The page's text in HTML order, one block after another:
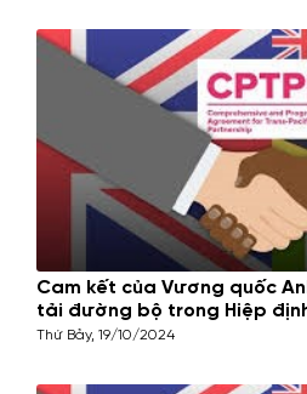
Cam kết của Vương quốc
tải đường bộ trong Hiệp
Thứ Bảy, 19/10/2024